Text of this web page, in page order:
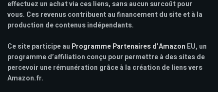
effectuez un achat via ces liens, sans aucun surcoût pour
vous. Ces revenus contribuent au financement du site et à la
production de contenus indépendants.
Ce site participe au Programme Partenaires d’Amazon EU, un
programme d’affiliation conçu pour permettre à des sites de
percevoir une rémunération grâce à la création de liens vers
Amazon.fr.